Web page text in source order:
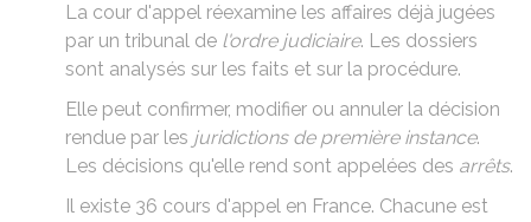
La cour d'appel réexamine les affaires déjà jugées
par un tribunal de l'ordre judiciaire. Les dossiers
sont analysés sur les faits et sur la procédure.
Elle peut confirmer, modifier ou annuler la décision
rendue par les juridictions de première instance.
Les décisions qu'elle rend sont appelées des arrêts.
Il existe 36 cours d'appel en France. Chacune est